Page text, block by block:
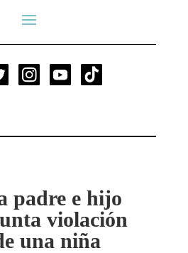
padre e hijo
violación
una niña